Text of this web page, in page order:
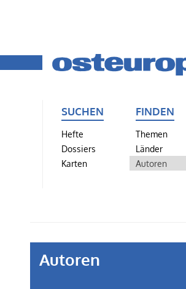
SUCHEN
Hefte
Dossiers
Karten
FINDEN
Themen
Länder
Autoren
Autoren